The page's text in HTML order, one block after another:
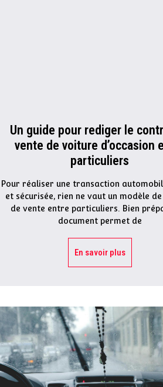
Un guide pour rediger le
vente de voiture d’occasion
particuliers
Pour réaliser une transaction
et sécurisée, rien ne vaut un modèle
de vente entre particuliers. Bien
document permet de
En savoir plus